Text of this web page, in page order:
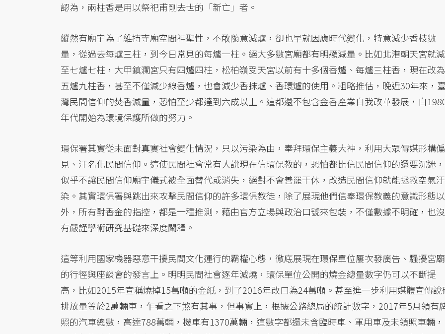
認為，兩柱香是用以祭祀甫剛去世的「新亡」者。
縱然有廟宇為了維持寺廟空間神聖性，不敢隨意減爐，卻也早就因應時代變化，特意減少香枝數
量，從過去每爐三柱，到今日常見的每爐一柱。絕大多數宮廟都有明顯減量。比如北港朝天宮就減
至七爐七柱，大甲鎮瀾宮只有四爐四柱，松柏嶺受天宮以前有十多個香爐、每爐三柱香，現在改為
五爐九柱香，甚至不僅減少線香爐，也會減少香抹爐、香環爐的使用。粗略推估，晚近30年來，
灣民間信仰的焚香減量，恐怕至少都達到六成以上。這都還不包含金香產業自我改革發展，自
年代開始為環境保護所做的努力。
環保署其實從未面對真實社會變化情況，只以污染為由，奉拜環保主義大神，利用大眾傳媒形構偏
見、汙名化民間信仰。這使民間社會常有人說現在信環保教的，恐怕都比信民間信仰的還要沉迷，
似乎不讓民間信仰廟宇儀式被全面替代或消失，絕對不會善罷干休，改造民間信仰就能拯救空氣汙
染。其實環保署與跳出來攻擊民間信仰的許多環保教徒，除了展現他們信奉環保教義的意識形態以
外，所有對香金的指控，都是一種推測，藉由官方立場與政治口號來包裝，不僅數據不明確，也沒
有嚴謹學術研究基礎來深度闡釋。
這等利用國家機器惡意干擾民間文化運行的霸權心態，徹底展現在環保單位屢次發廣告、騷擾宮廟
的行徑與座談會的發言上。明明民間社會逐年減燒，環保單位公開的燒金總量數字仍可以不斷提
高，比如2015年宣稱燒掉15萬噸的金紙，到了2016年改口為24萬噸。甚至進一步利用媒體宣傳說
排放量等於2萬輛車，乍看之下煞有其事，但事實上，根據公路總局的統計數字，2017年5月領有
照的汽車總數，高達788萬輛，機車有1370萬輛，這數字都還未含臨時車、軍用車及未領照車輛，